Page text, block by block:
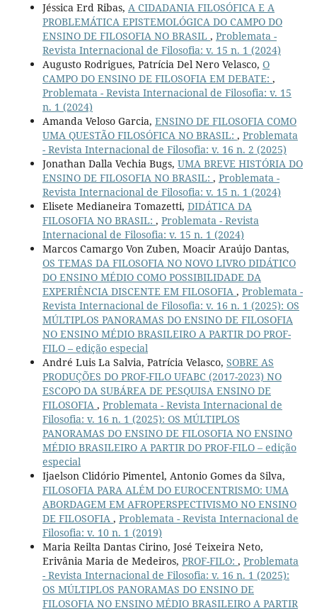
Jéssica Erd Ribas, A CIDADANIA FILOSÓFICA E A
PROBLEMÁTICA EPISTEMOLÓGICA DO CAMPO DO
ENSINO DE FILOSOFIA NO BRASIL , Problemata -
Revista Internacional de Filosofia: v. 15 n. 1 (2024)
Augusto Rodrigues, Patrícia Del Nero Velasco, O
CAMPO DO ENSINO DE FILOSOFIA EM DEBATE: ,
Problemata - Revista Internacional de Filosofia: v. 15
n. 1 (2024)
Amanda Veloso Garcia, ENSINO DE FILOSOFIA COMO
UMA QUESTÃO FILOSÓFICA NO BRASIL: , Problemata
- Revista Internacional de Filosofia: v. 16 n. 2 (2025)
Jonathan Dalla Vechia Bugs, UMA BREVE HISTÓRIA DO
ENSINO DE FILOSOFIA NO BRASIL: , Problemata -
Revista Internacional de Filosofia: v. 15 n. 1 (2024)
Elisete Medianeira Tomazetti, DIDÁTICA DA
FILOSOFIA NO BRASIL: , Problemata - Revista
Internacional de Filosofia: v. 15 n. 1 (2024)
Marcos Camargo Von Zuben, Moacir Araújo Dantas,
OS TEMAS DA FILOSOFIA NO NOVO LIVRO DIDÁTICO
DO ENSINO MÉDIO COMO POSSIBILIDADE DA
EXPERIÊNCIA DISCENTE EM FILOSOFIA , Problemata -
Revista Internacional de Filosofia: v. 16 n. 1 (2025): OS
MÚLTIPLOS PANORAMAS DO ENSINO DE FILOSOFIA
NO ENSINO MÉDIO BRASILEIRO A PARTIR DO PROF-
FILO – edição especial
André Luis La Salvia, Patrícia Velasco, SOBRE AS
PRODUÇÕES DO PROF-FILO UFABC (2017-2023) NO
ESCOPO DA SUBÁREA DE PESQUISA ENSINO DE
FILOSOFIA , Problemata - Revista Internacional de
Filosofia: v. 16 n. 1 (2025): OS MÚLTIPLOS
PANORAMAS DO ENSINO DE FILOSOFIA NO ENSINO
MÉDIO BRASILEIRO A PARTIR DO PROF-FILO – edição
especial
Ijaelson Clidório Pimentel, Antonio Gomes da Silva,
FILOSOFIA PARA ALÉM DO EUROCENTRISMO: UMA
ABORDAGEM EM AFROPERSPECTIVISMO NO ENSINO
DE FILOSOFIA , Problemata - Revista Internacional de
Filosofia: v. 10 n. 1 (2019)
Maria Reilta Dantas Cirino, José Teixeira Neto,
Erivânia Maria de Medeiros, PROF-FILO: , Problemata
- Revista Internacional de Filosofia: v. 16 n. 1 (2025):
OS MÚLTIPLOS PANORAMAS DO ENSINO DE
FILOSOFIA NO ENSINO MÉDIO BRASILEIRO A PARTIR